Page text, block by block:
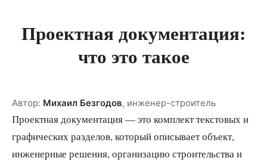
Проектная документация:
что это такое
Автор: Михаил Безгодов, инженер-строитель
Проектная документация — это комплект текстовых и
графических разделов, который описывает объект,
инженерные решения, организацию строительства и